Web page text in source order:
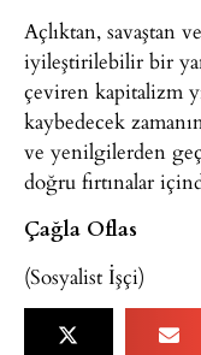
Açlıktan, savaştan
iyileştirilebilir bir
çeviren kapitalizm
kaybedecek
ve yenilgilerden
doğru fırtınalar
Çağla Oflas
(Sosyalist İşçi)